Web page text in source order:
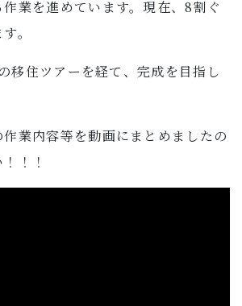
業を進めています。現在、8割ぐ
。
移住ツアーを経て、完成を目指し
業内容等を動画にまとめましたの
！！